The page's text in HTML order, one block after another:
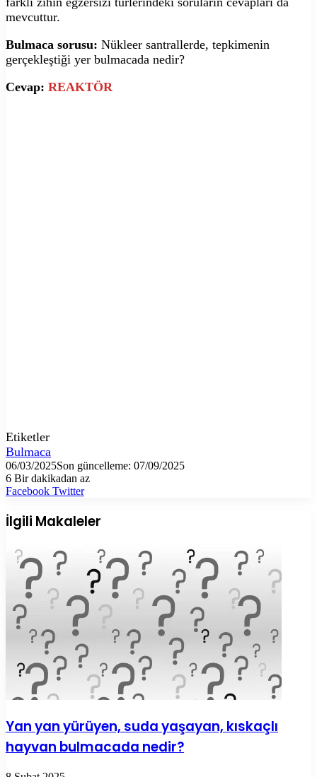
mevcuttur.
Bulmaca sorusu: Nükleer santrallerde, tepkimenin
gerçekleştiği yer bulmacada nedir?
Cevap: REAKTÖR
Etiketler
Bulmaca
06/03/2025Son güncelleme: 07/09/2025
6 Bir dakikadan az
Facebook TwitterLinkedIn
Tumblr
Pinterest
Reddit
VKontakte
E-
ile
paylaş
Yazdır
İlgili Makaleler
Yan yan yürüyen, suda yaşayan, kıskaçlı
hayvan bulmacada nedir?